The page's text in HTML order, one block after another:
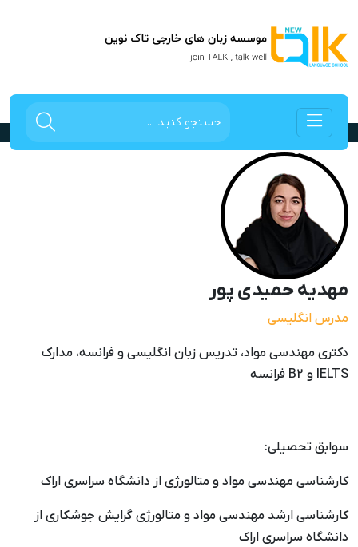
مهدیه حمیدی پور
صفحه اصلی کادر اداری مهدیه حمیدی پور
مهدیه حمیدی پور
مدرس انگلیسی
دکتری مهندسی مواد، تدریس زبان انگلیسی و فرانسه، مدارک
IELTS و B2 فرانسه
سوابق تحصیلی:
کارشناسی مهندسی مواد و متالورژی از دانشگاه سراسری اراک
کارشناسی ارشد مهندسی مواد و متالورژی گرایش جوشکاری از
دانشگاه سراسری اراک